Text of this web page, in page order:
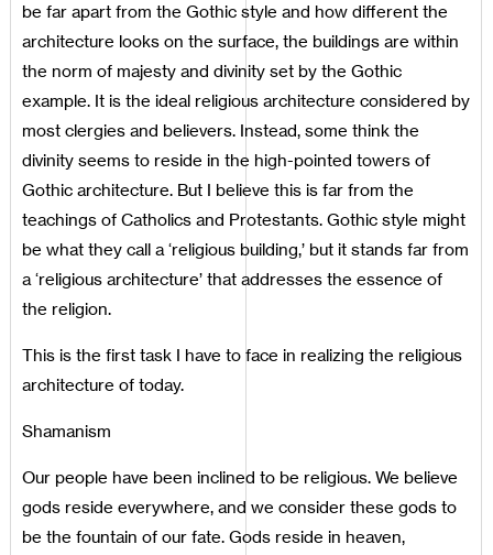
be far apart from the Gothic style and how different the
architecture looks on the surface, the buildings are within
the norm of majesty and divinity set by the Gothic
example. It is the ideal religious architecture considered by
most clergies and believers. Instead, some think the
divinity seems to reside in the high-pointed towers of
Gothic architecture. But I believe this is far from the
teachings of Catholics and Protestants. Gothic style might
be what they call a ‘religious building,’ but it stands far from
a ‘religious architecture’ that addresses the essence of
the religion.
This is the first task I have to face in realizing the religious
architecture of today.
Shamanism
Our people have been inclined to be religious. We believe
gods reside everywhere, and we consider these gods to
be the fountain of our fate. Gods reside in heaven,